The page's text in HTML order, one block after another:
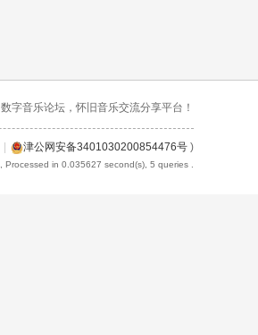
数字音乐论坛，怀旧音乐交流分享平台！
津公网安备3401030200854476号 )
, Processed in 0.035627 second(s), 5 queries .